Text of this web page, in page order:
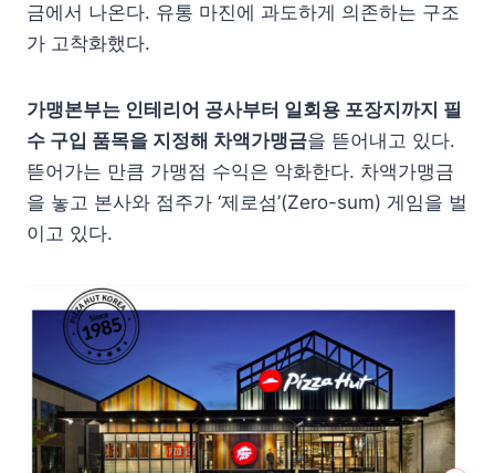
금에서 나온다. 유통 마진에 과도하게 의존하는 구조
가 고착화했다.
가맹본부는 인테리어 공사부터 일회용 포장지까지 필
수 구입 품목을 지정해 차액가맹금을 뜯어내고 있다.
뜯어가는 만큼 가맹점 수익은 악화한다. 차액가맹금
을 놓고 본사와 점주가 ‘제로섬’(Zero-sum) 게임을 벌
이고 있다.